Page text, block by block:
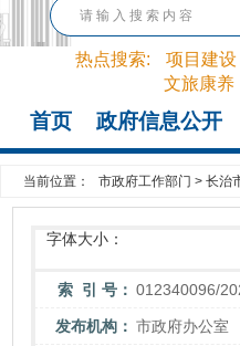
热点搜索: 项目建设
文旅康养
首页 政府信息公开
当前位置： 市政府工作部门 > 长治
字体大小：
索 引 号： 012340096/
发布机构： 市政府办公室